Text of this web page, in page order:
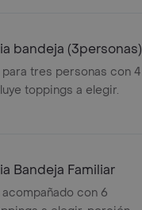
bandeja (3personas)
tres personas con 4
toppings a elegir.
Bandeja Familiar
con 6